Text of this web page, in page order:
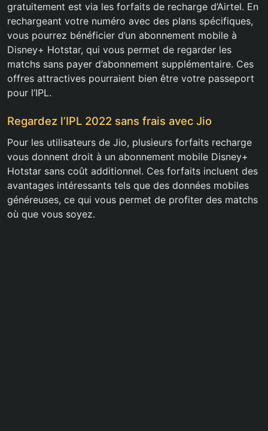
gratuitement est via les forfaits de recharge d’Airtel. En
rechargeant votre numéro avec des plans spécifiques,
vous pourrez bénéficier d’un abonnement mobile à
Disney+ Hotstar, qui vous permet de regarder les
matchs sans payer d’abonnement supplémentaire. Ces
offres attractives pourraient bien être votre passeport
pour l’IPL.
Regardez l’IPL 2022 sans frais avec Jio
Pour les utilisateurs de Jio, plusieurs forfaits recharge
vous donnent droit à un abonnement mobile Disney+
Hotstar sans coût additionnel. Ces forfaits incluent des
avantages intéressants tels que des données mobiles
généreuses, ce qui vous permet de profiter des matchs
où que vous soyez.